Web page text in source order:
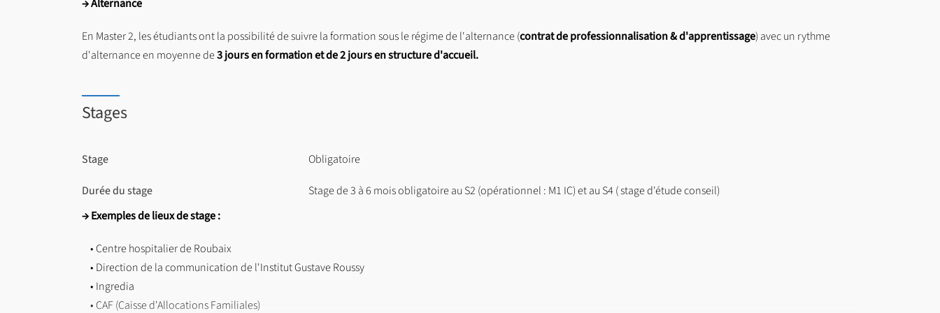
BCC 2 : Piloter des études et recherches en information-communication
BCC 4 : Concevoir des politiques et stratégies d’information communication
BCC 6 : Construire son projet personnel et professionnel en journalisme d’entreprises et de collectivités
→ Retrouvez la liste des enseignements de la formation dans les fichiers disponibles en téléchargement (barre latérale à droite).
→ Alternance
En Master 2, les étudiants ont la possibilité de suivre la formation sous le régime de l'alternance (contrat de professionnalisation& d'apprentissage) avec un rythme
d'alternance en moyenne de3 jours en formation et de 2 jours en structure d'accueil.
Stages
Stage Obligatoire
Durée du stage
Stage de 3 à 6 mois obligatoire au S2 (opérationnel : M1 IC) et au S4 ( stage d'étude conseil)
→ Exemples de lieux de stage :
• Centre hospitalier de Roubaix
• Direction de la communication de l'Institut Gustave Roussy
• Ingredia
• CAF (Caisse d'Allocations Familiales)